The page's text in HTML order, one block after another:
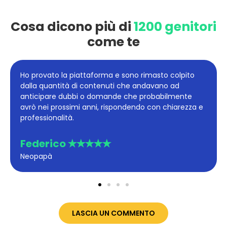
Cosa dicono più di1200 genitori
come te
Poter scegliere un percorso creato su misura per
me è stato ciò che più ho amato. È come trovare, in
un unico spazio, tutto ciò che vorresti sapere o
comprendere sul tuo essere genitore.
Neomamma
LASCIA UN COMMENTO